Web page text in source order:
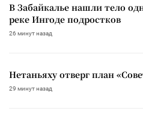
В Забайкалье нашли тело
реке Ингоде подростков
26 минут назад
Нетаньяху отверг план
29 минут назад